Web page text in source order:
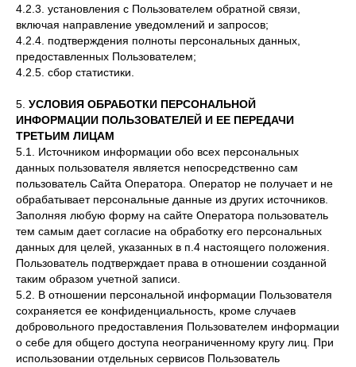
4.2.3. установления с Пользователем обратной связи,
включая направление уведомлений и запросов;
4.2.4. подтверждения полноты персональных данных,
предоставленных Пользователем;
4.2.5. сбор статистики.
5. УСЛОВИЯ ОБРАБОТКИ ПЕРСОНАЛЬНОЙ
ИНФОРМАЦИИ ПОЛЬЗОВАТЕЛЕЙ И ЕЕ ПЕРЕДАЧИ
ТРЕТЬИМ ЛИЦАМ
5.1. Источником информации обо всех персональных
данных пользователя является непосредственно сам
пользователь Сайта Оператора. Оператор не получает и не
обрабатывает персональные данные из других источников.
Заполняя любую форму на сайте Оператора пользователь
тем самым дает согласие на обработку его персональных
данных для целей, указанных в п.4 настоящего положения.
Пользователь подтверждает права в отношении созданной
таким образом учетной записи.
5.2. В отношении персональной информации Пользователя
сохраняется ее конфиденциальность, кроме случаев
добровольного предоставления Пользователем информации
о себе для общего доступа неограниченному кругу лиц. При
использовании отдельных сервисов Пользователь